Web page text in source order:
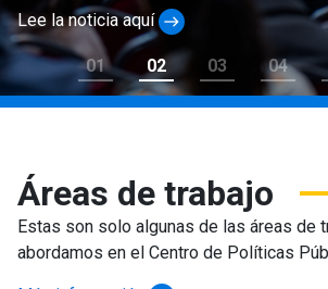
Lee la noticia aquí east
01 02 03 04
Áreas de trabajo
Estas son solo algunas de las áreas de
abordamos en el Centro de Políticas